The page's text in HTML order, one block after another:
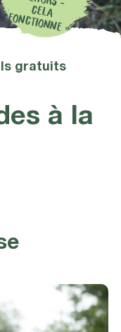
FONCTIONNE »
gratuits
à la